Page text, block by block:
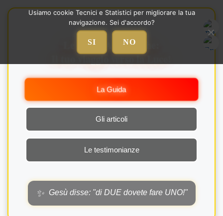
Vai
Le Nozze Alchemiche:
Il tuo viaggio verso la Luce!
La Guida
Gli articoli
Le testimonianze
✨ Gesù disse: "di DUE dovete fare UNO!"
Usiamo cookie Tecnici e Statistici per migliorare la tua
navigazione. Sei d'accordo?
SI NO